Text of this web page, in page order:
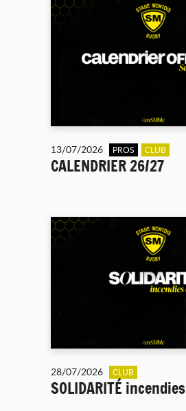
13/07/2026 PROS CLUB
CALENDRIER 26/27
28/07/2026 CLUB
SOLIDARITÉ incendies